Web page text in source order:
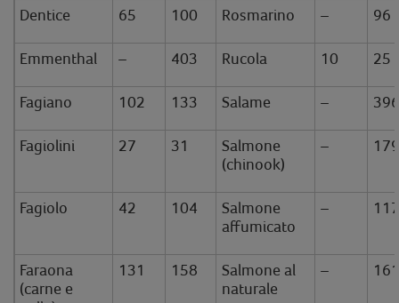
Dentice 65 100 Rosmarino – 96
Emmenthal – 403 Rucola 10 25
Fagiano 102 133 Salame –
Fagiolini 27 31
Salmone
(chinook)
–
Fagiolo 42 104
Salmone
affumicato
–
Faraona
(carne e
131 158
Salmone al
naturale
–